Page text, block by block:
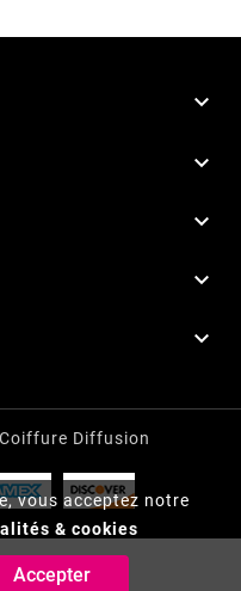
vous acceptez notre
& cookies
Accepter





Diffusion